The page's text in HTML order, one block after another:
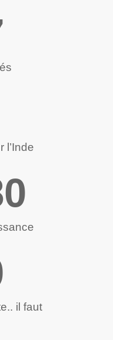
l’Inde
il faut